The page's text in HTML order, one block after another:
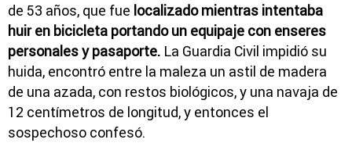
de 53 años, que fue localizado mientras intentaba
huir en bicicleta portando un equipaje con enseres
personales y pasaporte. La Guardia Civil impidió su
huida, encontró entre la maleza un astil de madera
de una azada, con restos biológicos, y una navaja de
12 centímetros de longitud, y entonces el
sospechoso confesó.